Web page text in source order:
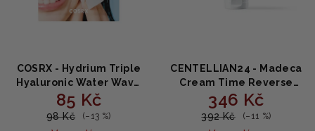
COSRX - Hydrium Triple
Hyaluronic Water Wave
Sheet Mask - Listová
maska s kyselinou
hyaluronovou 1ks
85 Kč
98 Kč (–13 %)
CENTELLIAN24 - Madeca
Cream Time Reverse
Zero - Omlazující krém s
centellou a
niacinamidem 80ml
346 Kč
392 Kč (–11 %)